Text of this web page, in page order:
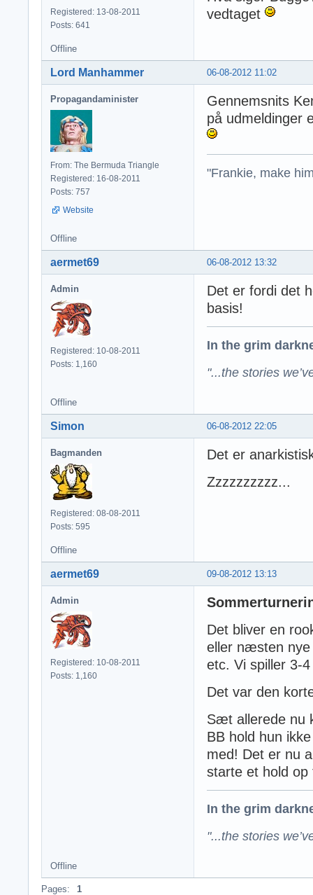
Registered: 13-08-2011
Posts: 641
vedtaget
Offline
06-08-2012 11:02
Lord Manhammer
Propagandaminister
From: The Bermuda Triangle
Registered: 16-08-2011
Posts: 757
Website
Gennemsnits
på udmeldinger
"Frankie, make
Offline
06-08-2012 13:32
aermet69
Admin
Registered: 10-08-2011
Posts: 1,160
Det er fordi det
basis!
In the grim
"...the stories
Offline
06-08-2012 22:05
Simon
Bagmanden
Registered: 08-08-2011
Posts: 595
Det er
Zzzzzzzzzz...
Offline
09-08-2012 13:13
aermet69
Admin
Registered: 10-08-2011
Posts: 1,160
Det bliver en
eller næsten nye
etc. Vi spiller 3-
Det var den
Sæt allerede nu
BB hold hun
med! Det er nu
starte et hold
In the grim
"...the stories
Offline
Pages: 1